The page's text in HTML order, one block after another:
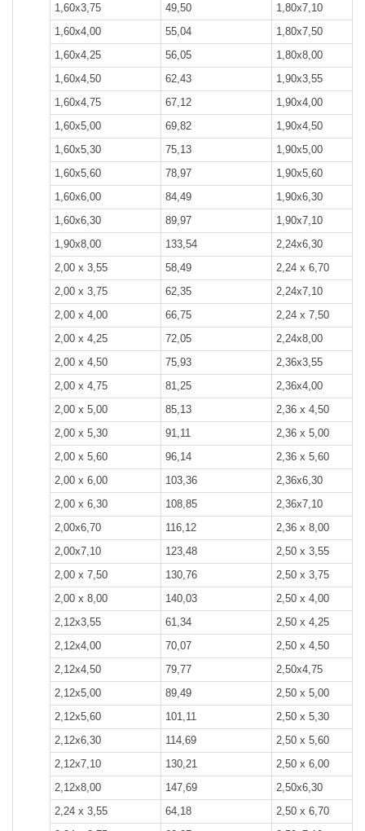
1,60x3,75
49,50
1,80x7,10
1,60x4,00
55,04
1,80x7,50
1,60x4,25
56,05
1,80x8,00
1,60x4,50
62,43
1,90x3,55
1,60x4,75
67,12
1,90x4,00
1,60x5,00
69,82
1,90x4,50
1,60х5,30
75,13
1,90x5,00
1,60x5,60
78,97
1,90x5,60
1,60x6,00
84,49
1,90x6,30
1,60x6,30
89,97
1,90x7,10
1,90x8,00
133,54
2,24x6,30
2,00 х 3,55
58,49
2,24 х 6,70
2,00 х 3,75
62,35
2,24x7,10
2,00 х 4,00
66,75
2,24 х 7,50
2,00 х 4,25
72,05
2,24x8,00
2,00 х 4,50
75,93
2,36x3,55
2,00 х 4,75
81,25
2,36x4,00
2,00 х 5,00
85,13
2,36 х 4,50
2,00 х 5,30
91,11
2,36 х 5,00
2,00 х 5,60
96,14
2,36 х 5,60
2,00 х 6,00
103,36
2,36x6,30
2,00 х 6,30
108,85
2,36x7,10
2,00x6,70
116,12
2,36 х 8,00
2,00x7,10
123,48
2,50 х 3,55
2,00 х 7,50
130,76
2,50 х 3,75
2,00 х 8,00
140,03
2,50 х 4,00
2,12x3,55
61,34
2,50 х 4,25
2,12x4,00
70,07
2,50 х 4,50
2,12x4,50
79,77
2,50x4,75
2,12x5,00
89,49
2,50 х 5,00
2,12x5,60
101,11
2,50 х 5,30
2,12x6,30
114,69
2,50 х 5,60
2,12x7,10
130,21
2,50 х 6,00
2,12x8,00
147,69
2,50x6,30
2,24 х 3,55
64,18
2,50 х 6,70